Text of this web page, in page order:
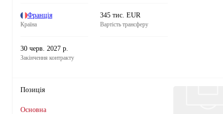
Франція
Країна
345 тис. EUR
Вартість трансферу
30 черв. 2027 р.
Закінчення контракту
Позиція
Основна